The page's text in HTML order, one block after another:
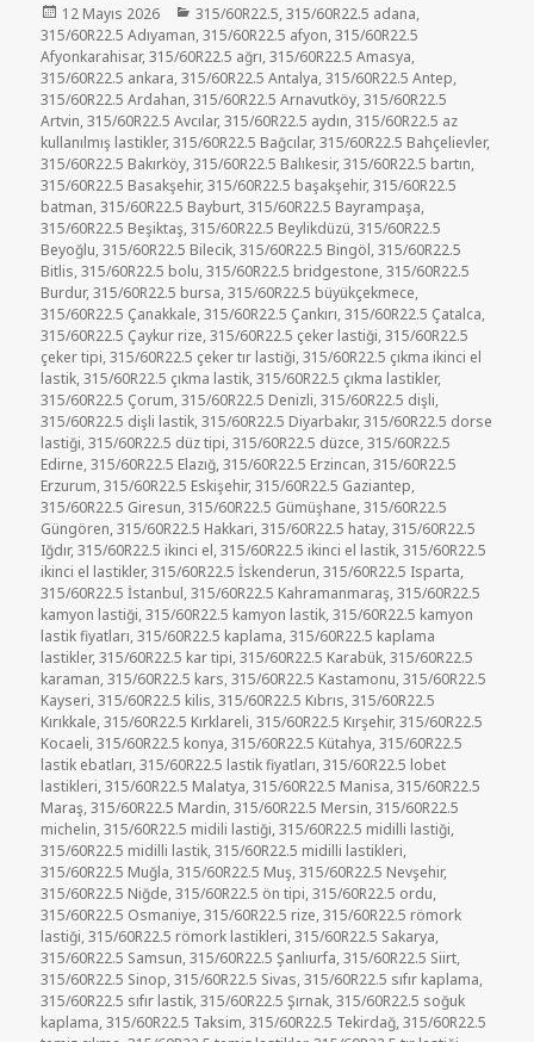
Yayın
tarihi
12 Mayıs 2026 Kategoriler
315/60R22.5 ,315/60R22.5 adana
315/60R22.5 Adıyaman ,315/60R22.5 afyon ,315/60R22.5
Afyonkarahisar,315/60R22.5 ağrı ,315/60R22.5 Amasya
315/60R22.5 ankara ,315/60R22.5 Antalya ,315/60R22.5 Antep
315/60R22.5 Ardahan ,315/60R22.5 Arnavutköy ,315/60R22.5
Artvin ,315/60R22.5 Avcılar,315/60R22.5 aydın ,315/60R22.5 az
kullanılmış lastikler,315/60R22.5 Bağcılar,315/60R22.5 Bahçelievler,
315/60R22.5 Bakırköy ,315/60R22.5 Balıkesir,315/60R22.5 bartın
315/60R22.5 Basakşehir,315/60R22.5 başakşehir,315/60R22.5
batman ,315/60R22.5 Bayburt ,315/60R22.5 Bayrampaşa
315/60R22.5 Beşiktaş ,315/60R22.5 Beylikdüzü ,315/60R22.5
Beyoğlu ,315/60R22.5 Bilecik ,315/60R22.5 Bingöl ,315/60R22.5
Bitlis ,315/60R22.5 bolu ,315/60R22.5 bridgestone ,315/60R22.5
Burdur,315/60R22.5 bursa ,315/60R22.5 büyükçekmece
315/60R22.5 Çanakkale ,315/60R22.5 Çankırı ,315/60R22.5 Çatalca
315/60R22.5 Çaykur rize ,315/60R22.5 çeker lastiği ,315/60R22.5
çeker tipi ,315/60R22.5 çeker tır lastiği ,315/60R22.5 çıkma ikinci el
lastik ,315/60R22.5 çıkma lastik ,315/60R22.5 çıkma lastikler,
315/60R22.5 Çorum ,315/60R22.5 Denizli ,315/60R22.5 dişli
315/60R22.5 dişli lastik ,315/60R22.5 Diyarbakır,315/60R22.5 dorse
lastiği ,315/60R22.5 düz tipi ,315/60R22.5 düzce ,315/60R22.5
Edirne ,315/60R22.5 Elazığ ,315/60R22.5 Erzincan ,315/60R22.5
Erzurum ,315/60R22.5 Eskişehir,315/60R22.5 Gaziantep
315/60R22.5 Giresun ,315/60R22.5 Gümüşhane ,315/60R22.5
Güngören ,315/60R22.5 Hakkari ,315/60R22.5 hatay ,315/60R22.5
Iğdır,315/60R22.5 ikinci el ,315/60R22.5 ikinci el lastik ,315/60R22.5
ikinci el lastikler,315/60R22.5 İskenderun ,315/60R22.5 Isparta
315/60R22.5 İstanbul ,315/60R22.5 Kahramanmaraş ,315/60R22.5
kamyon lastiği ,315/60R22.5 kamyon lastik ,315/60R22.5 kamyon
lastik fiyatları ,315/60R22.5 kaplama ,315/60R22.5 kaplama
lastikler,315/60R22.5 kar tipi ,315/60R22.5 Karabük ,315/60R22.5
karaman ,315/60R22.5 kars ,315/60R22.5 Kastamonu ,315/60R22.5
Kayseri ,315/60R22.5 kilis ,315/60R22.5 Kıbrıs ,315/60R22.5
Kırıkkale ,315/60R22.5 Kırklareli ,315/60R22.5 Kırşehir,315/60R22.5
Kocaeli ,315/60R22.5 konya ,315/60R22.5 Kütahya ,315/60R22.5
lastik ebatları ,315/60R22.5 lastik fiyatları ,315/60R22.5 lobet
lastikleri ,315/60R22.5 Malatya ,315/60R22.5 Manisa ,315/60R22.5
Maraş ,315/60R22.5 Mardin ,315/60R22.5 Mersin ,315/60R22.5
michelin ,315/60R22.5 midili lastiği ,315/60R22.5 midilli lastiği
315/60R22.5 midilli lastik ,315/60R22.5 midilli lastikleri
315/60R22.5 Muğla ,315/60R22.5 Muş ,315/60R22.5 Nevşehir,
315/60R22.5 Niğde ,315/60R22.5 ön tipi ,315/60R22.5 ordu
315/60R22.5 Osmaniye ,315/60R22.5 rize ,315/60R22.5 römork
lastiği ,315/60R22.5 römork lastikleri ,315/60R22.5 Sakarya
315/60R22.5 Samsun ,315/60R22.5 Şanlıurfa ,315/60R22.5 Siirt
315/60R22.5 Sinop ,315/60R22.5 Sivas ,315/60R22.5 sıfır kaplama
315/60R22.5 sıfır lastik ,315/60R22.5 Şırnak ,315/60R22.5 soğuk
kaplama ,315/60R22.5 Taksim ,315/60R22.5 Tekirdağ ,315/60R22.5